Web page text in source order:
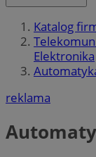
Katalog
Elektronika
reklama